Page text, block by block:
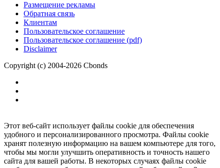
Размещение рекламы
Обратная связь
Клиентам
Пользовательское соглашение
Пользовательское соглашение (pdf)
Disclaimer
Copyright (c) 2004-2026 Cbonds
Этот веб-сайт использует файлы cookie для обеспечения
удобного и персонализированного просмотра. Файлы cookie
хранят полезную информацию на вашем компьютере для того,
чтобы мы могли улучшить оперативность и точность нашего
сайта для вашей работы. В некоторых случаях файлы cookie